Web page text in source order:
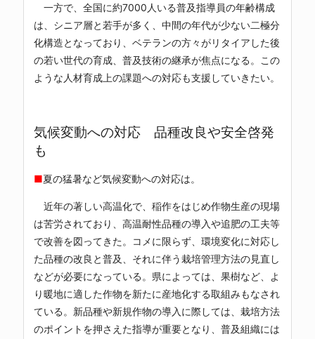
一方で、全国に約7000人いる普及指導員の年齢構成
は、シニア層と若手が多く、中間の年代が少ない二極分
化構造となっており、ベテランの方々がリタイアした後
の若い世代の育成、普及技術の継承が焦点になる。この
ような人材育成上の課題への対応も支援していきたい。
気候変動への対応 品種改良や安全啓発
も
■夏の猛暑など気候変動への対応は。
近年の著しい高温化で、稲作をはじめ作物生産の現場
は苦労されており、高温耐性品種の導入や追肥の工夫等
で改善を図ってきた。コメに限らず、環境変化に対応し
た品種の改良と普及、それに伴う栽培管理方法の見直し
などが必要になっている。県によっては、果樹など、よ
り暖地に適した作物を新たに産地化する取組みもなされ
ている。新品種や新規作物の導入に際しては、栽培方法
のポイントを押さえた指導が重要となり、普及組織には